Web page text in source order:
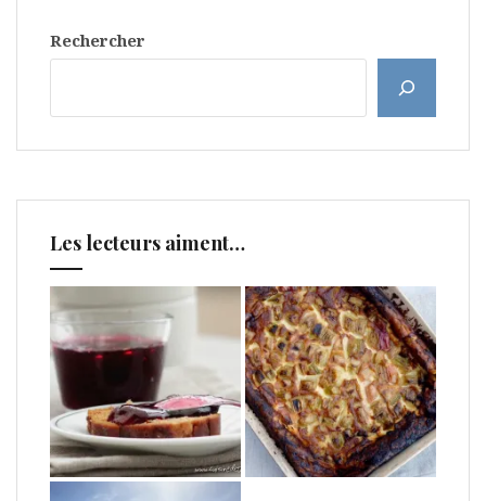
Rechercher
Les lecteurs aiment…